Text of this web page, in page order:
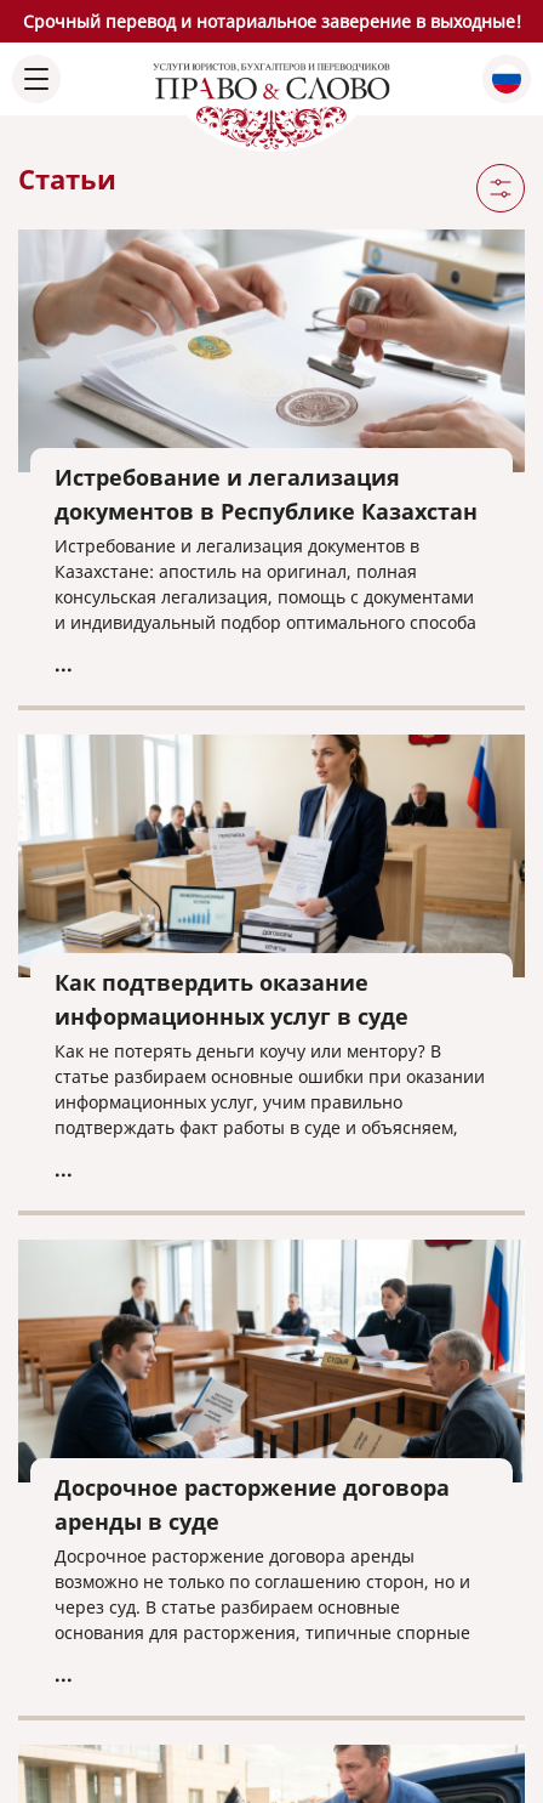
Срочный перевод и нотариальное заверение в выходные!
Статьи
Истребование и легализация
документов в Республике Казахстан
Истребование и легализация документов в
Казахстане: апостиль на оригинал, полная
консульская легализация, помощь с документами
и индивидуальный подбор оптимального способа
...
Как подтвердить оказание
информационных услуг в суде
Как не потерять деньги коучу или ментору? В
статье разбираем основные ошибки при оказании
информационных услуг, учим правильно
подтверждать факт работы в суде и объясняем,
прямой путь к взысканию неосновательного
...
Досрочное расторжение договора
аренды в суде
Досрочное расторжение договора аренды
возможно не только по соглашению сторон, но и
через суд. В статье разбираем основные
основания для расторжения, типичные спорные
нужно проверять заранее.
...